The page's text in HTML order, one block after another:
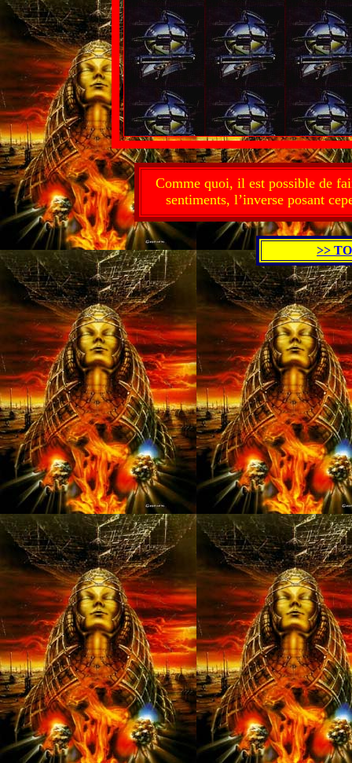
Comme quoi, il est possible de
sentiments, l’inverse posant
>>